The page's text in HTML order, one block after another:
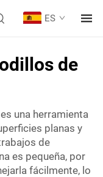
ES
de
una herramienta
planas y
de
es pequeña, por
fácilmente, lo